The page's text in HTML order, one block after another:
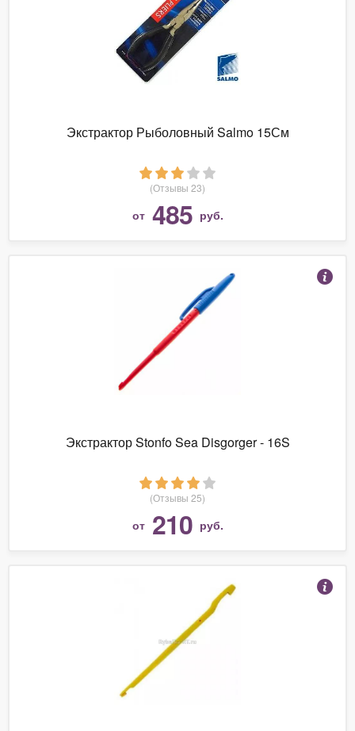
Экстрактор Рыболовный Salmo 15См
(Отзывы 23)
от 485 руб.
Экстрактор Stonfo Sea Disgorger - 16S
(Отзывы 25)
от 210 руб.